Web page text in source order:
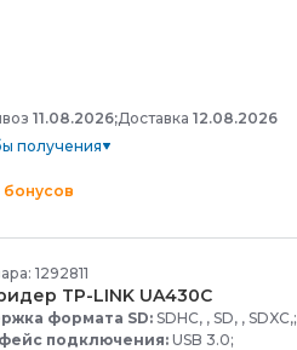
11.08.2026;Доставка 12.08.2026
получения
бонусов
1292811
TP-LINK UA430C
формата SD:SDHC, , SD, , SDXC,;
подключения: USB 3.0;